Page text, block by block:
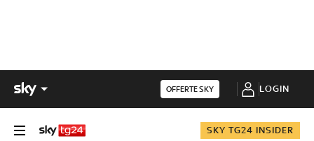
OFFERTE SKY LOGIN
SKY TG24 INSIDER